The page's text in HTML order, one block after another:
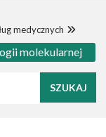
medycznych
molekularnej